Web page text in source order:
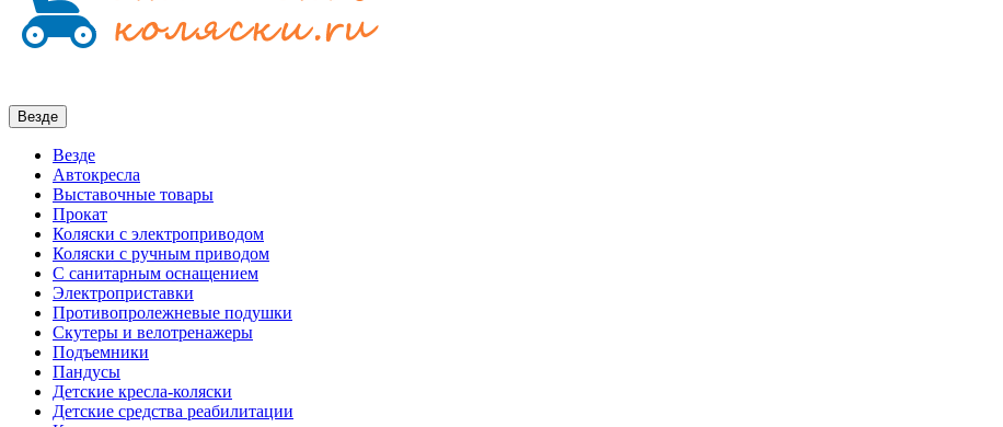
Везде
Везде
Автокресла
Выставочные товары
Прокат
Коляски с электроприводом
Коляски с ручным приводом
С санитарным оснащением
Электроприставки
Противопролежневые подушки
Скутеры и велотренажеры
Подъемники
Пандусы
Детские кресла-коляски
Детские средства реабилитации